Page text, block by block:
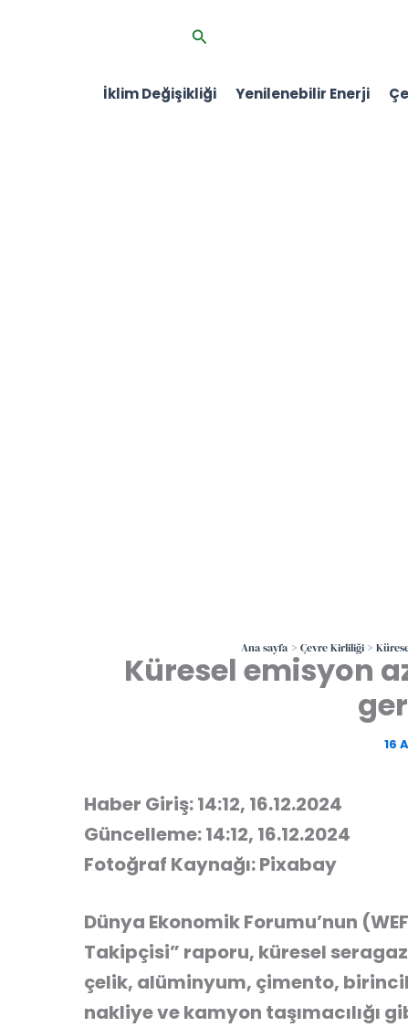
Arama
İklim Değişikliği Yenilenebilir Enerji
Ana sayfa Çevre Kirliliği
Küresel emisyon
16
Haber Giriş: 14:12, 16.12.2024
Güncelleme: 14:12, 16.12.2024
Fotoğraf Kaynağı: Pixabay
Dünya Ekonomik Forumu’nun
Takipçisi” raporu, küresel
çelik, alüminyum, çimento,
nakliye ve kamyon taşımacılığı